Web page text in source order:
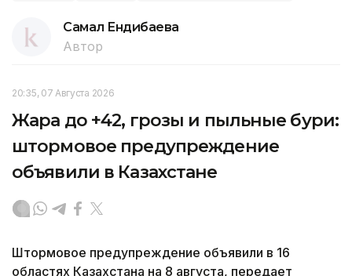
Самал Ендибаева
Автор
20:35, 07 Августа 2026
Жара до +42, грозы и пыльные бури:
штормовое предупреждение
объявили в Казахстане
Штормовое предупреждение объявили в 16
областях Казахстана на 8 августа, передает